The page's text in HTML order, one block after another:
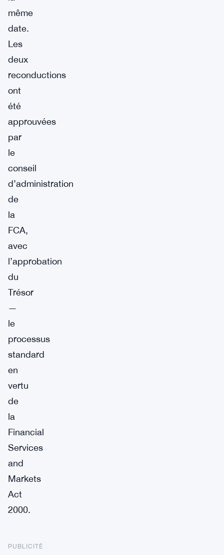
même
date.
Les
deux
reconductions
ont
été
approuvées
par
le
conseil
d’administration
de
la
FCA,
avec
l’approbation
du
Trésor
—
le
processus
standard
en
vertu
de
la
Financial
Services
and
Markets
Act
2000.
PUBLICITÉ